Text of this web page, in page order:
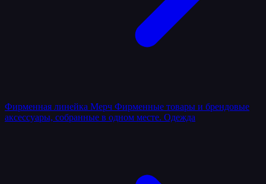
Фирменная линейка Мерч Фирменные товары и брендовые
аксессуары, собранные в одном месте. Одежда